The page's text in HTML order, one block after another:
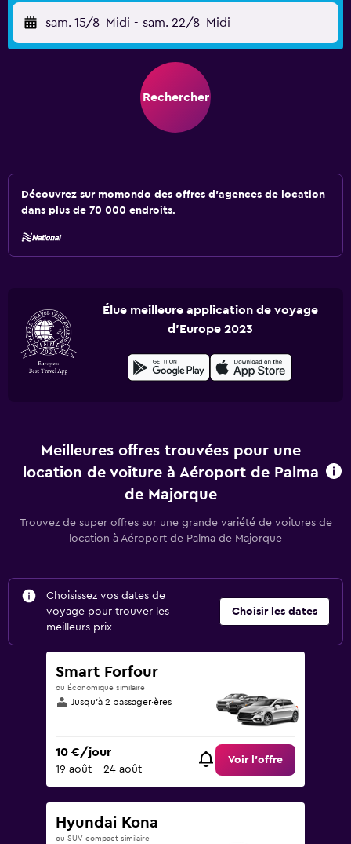
sam. 15/8 Midi - sam. 22/8 Midi
Rechercher
Découvrez sur momondo des offres d'agences de location
dans plus de 70 000 endroits.
Élue meilleure application de voyage
d'Europe 2023
Meilleures offres trouvées pour une
location de voiture à Aéroport de Palma
de Majorque
Trouvez de super offres sur une grande variété de voitures de
location à Aéroport de Palma de Majorque
Choisissez vos dates de
voyage pour trouver les
meilleurs prix
Choisir les dates
Smart Forfour
ou Économique similaire
Jusqu’à 2 passager·ères
10 €/jour
19 août - 24 août
Voir l’offre
Hyundai Kona
ou SUV compact similaire